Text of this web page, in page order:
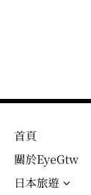
首頁
關於EyeGtw
日本旅遊